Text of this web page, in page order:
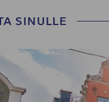
SINULLE